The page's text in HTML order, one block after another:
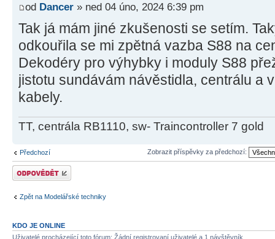
od Dancer » ned 04 úno, 2024 6:39 pm
Tak já mám jiné zkušenosti se setím.
odkouřila se mi zpětná vazba S88 na
Dekodéry pro výhybky i moduly S88
jistotu sundávám návěstidla, centrálu a
kabely.
TT, centrála RB1110, sw- Traincontroller 7 gold
Předchozí Zobrazit příspěvky za předchozí:
Odeslat odpověď
Zpět na Modelářské techniky
KDO JE ONLINE
Uživatelé procházející toto fórum: Žádní registrovaní uživatelé a 1 návštěvník